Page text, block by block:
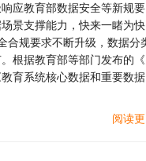
应教育部数据安全等新规要
景支撑能力，快来一睹为快
合规要求不断升级，数据分
根据教育部等部门发布的
育系统核心数据和重要数据
阅读